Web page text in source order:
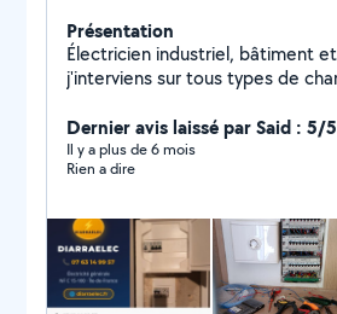
Présentation
Électricien industriel, bâtiment
j'interviens sur tous types de
expérimenté, je garantis un
aux normes et dans les délais.
Dernier avis laissé par Said : 5/5
Il y a plus de 6 mois
Rien a dire